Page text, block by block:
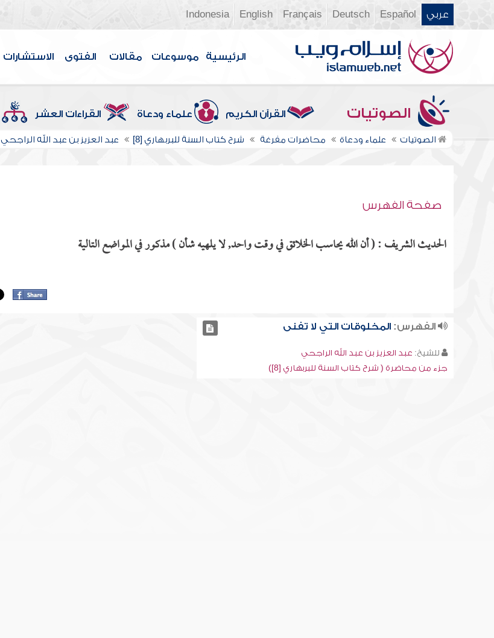
عربي Español
Deutsch
Français
English
Indonesia
الرئيسية موسوعات مقالات الفتوى الاستشارات
الصوتيات القرآن الكريم علماء ودعاة القراءات العشر
الصوتيات علماء ودعاة محاضرات مفرغة شرح كتاب السنة للبربهاري [8] عبد العزيز بن عبد الله الراجحي
صفحة الفهرس
الحديث الشريف : ( أن الله يحاسب الخلائق في وقت واحد, لا يلهيه شأن ) مذكور في المواضع التالية
الفهرس:المخلوقات التي لا تفنى
للشيخ: عبد العزيز بن عبد الله الراجحي
جزء من محاضرة ( شرح كتاب السنة للبربهاري [8])